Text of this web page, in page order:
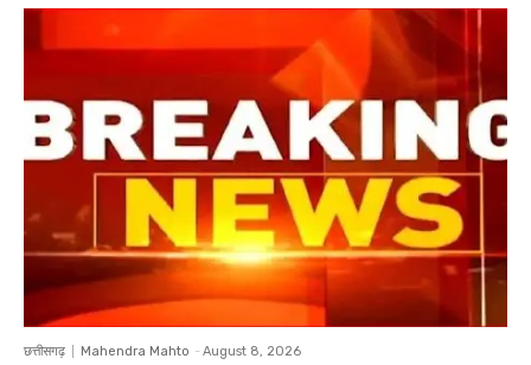
छत्तीसगढ़ Mahendra Mahto - August 8, 2026